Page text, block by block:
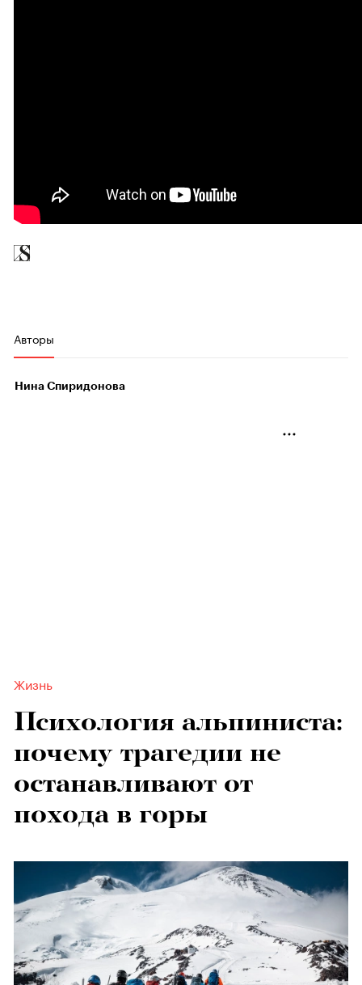
Авторы
Нина Спиридонова
Жизнь
Психология альпиниста:
почему трагедии не
останавливают от
похода в горы